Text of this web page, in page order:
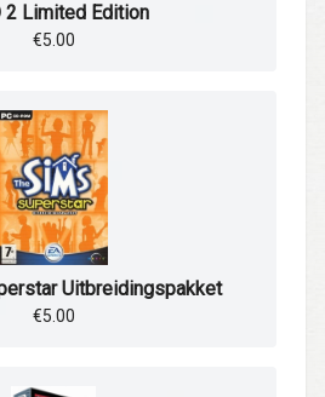
2 Limited Edition
€5.00
Uitbreidingspakket
€5.00